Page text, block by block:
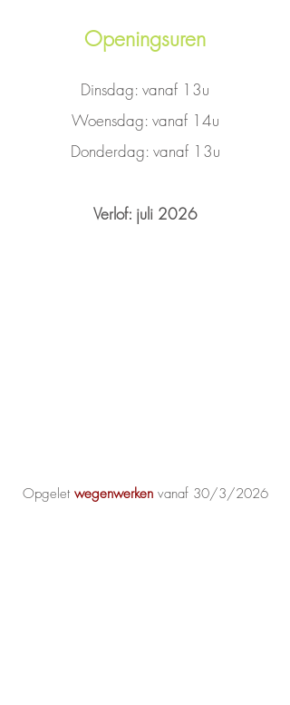
Openingsuren
Dinsdag: vanaf 13u
Woensdag: vanaf 14u
Donderdag: vanaf 13u
Verlof: juli 2026
Opgelet wegenwerken vanaf 30/3/2026